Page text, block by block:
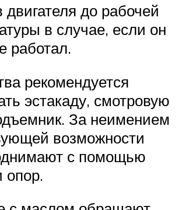
двигателя до рабочей
в случае, если он
работал.
рекомендуется
эстакаду, смотровую
За неимением
возможности
с помощью
опор.